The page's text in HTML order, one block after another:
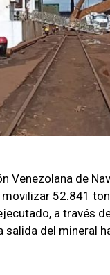
Venezolana de
52.841
a través
del mineral